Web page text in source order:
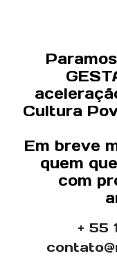
Cultura
Em breve
quem
com
+ 55